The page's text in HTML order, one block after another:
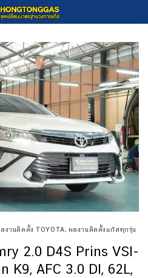
งานติดตั้ง TOYOTA, ผลงานติดตั้งแก๊สทุกรุ่น
2.0 D4S Prins VSI-
K9, AFC 3.0 DI, 62L,